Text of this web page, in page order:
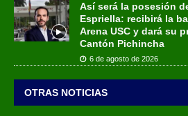
Así será la posesión
Espriella: recibirá la
Arena USC y dará su
Cantón Pichincha
6 de agosto de 2026
OTRAS NOTICIAS